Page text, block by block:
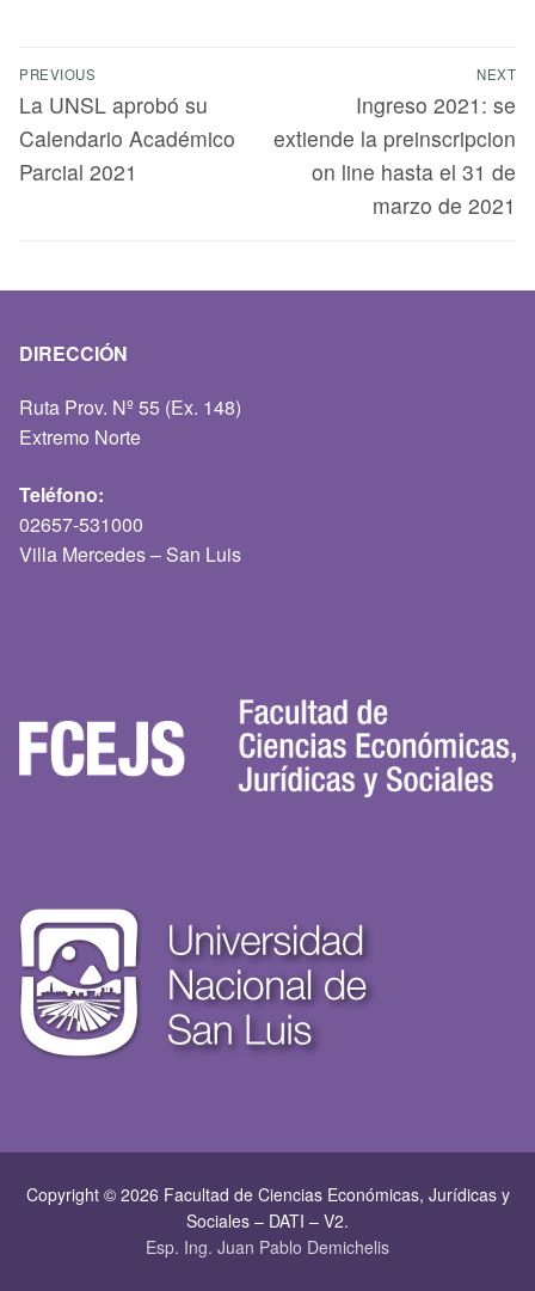
PREVIOUS
La UNSL aprobó su
Calendario Académico
Parcial 2021
NEXT
Ingreso 2021: se
extiende la preinscripcion
on line hasta el 31 de
marzo de 2021
DIRECCIÓN
Ruta Prov. Nº 55 (Ex. 148)
Extremo Norte
Teléfono:
02657-531000
Villa Mercedes – San Luis
Copyright © 2026 Facultad de Ciencias Económicas, Jurí­dicas y
Sociales – DATI – V2.
Esp. Ing. Juan Pablo Demichelis